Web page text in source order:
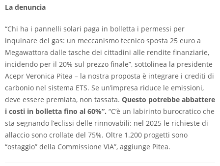
La denuncia
“Chi ha i pannelli solari paga in bolletta i permessi per
inquinare del gas: un meccanismo tecnico sposta 25 euro a
Megawattora dalle tasche dei cittadini alle rendite finanziarie,
incidendo per il 20% sul prezzo finale”, sottolinea la presidente
Acepr Veronica Pitea – la nostra proposta è integrare i crediti di
carbonio nel sistema ETS. Se un’impresa riduce le emissioni,
deve essere premiata, non tassata. Questo potrebbe abbattere
i costi in bolletta fino al 60%”. “C’è un labirinto burocratico che
sta segnando l’eclissi delle rinnovabili: nel 2025 le richieste di
allaccio sono crollate del 75%. Oltre 1.200 progetti sono
“ostaggio” della Commissione VIA”, aggiunge Pitea.